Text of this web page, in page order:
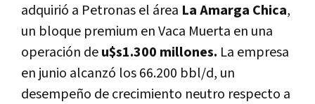
adquirió a Petronas el área La Amarga Chica,
un bloque premium en Vaca Muerta en una
operación deu$s1.300 millones. La empresa
en junio alcanzó los 66.200 bbl/d, un
desempeño de crecimiento neutro respecto a